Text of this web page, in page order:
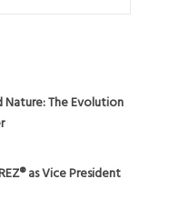
The Evolution
as Vice President